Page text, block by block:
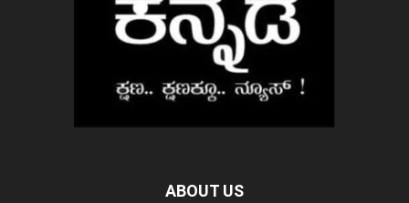
ABOUT US